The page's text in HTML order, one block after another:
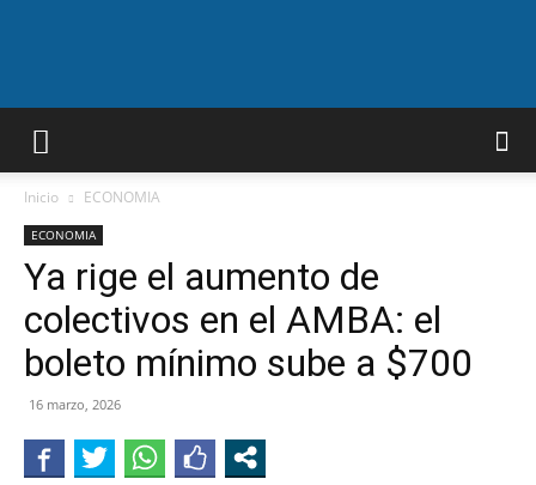
A.F.N
Inicio ECONOMIA
ECONOMIA
Ya rige el aumento de
colectivos en el AMBA: el
boleto mínimo sube a $700
16 marzo, 2026